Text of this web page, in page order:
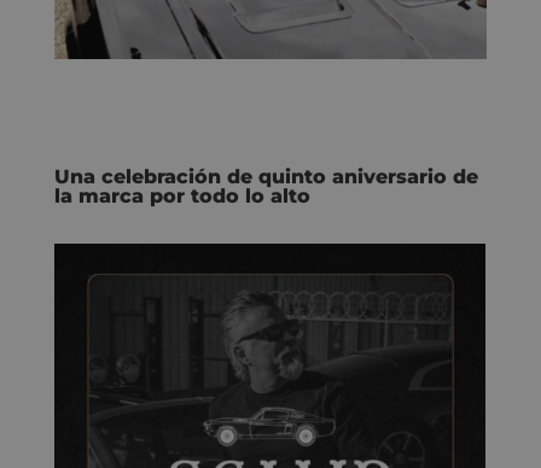
Una celebración de quinto aniversario de
la marca por todo lo alto